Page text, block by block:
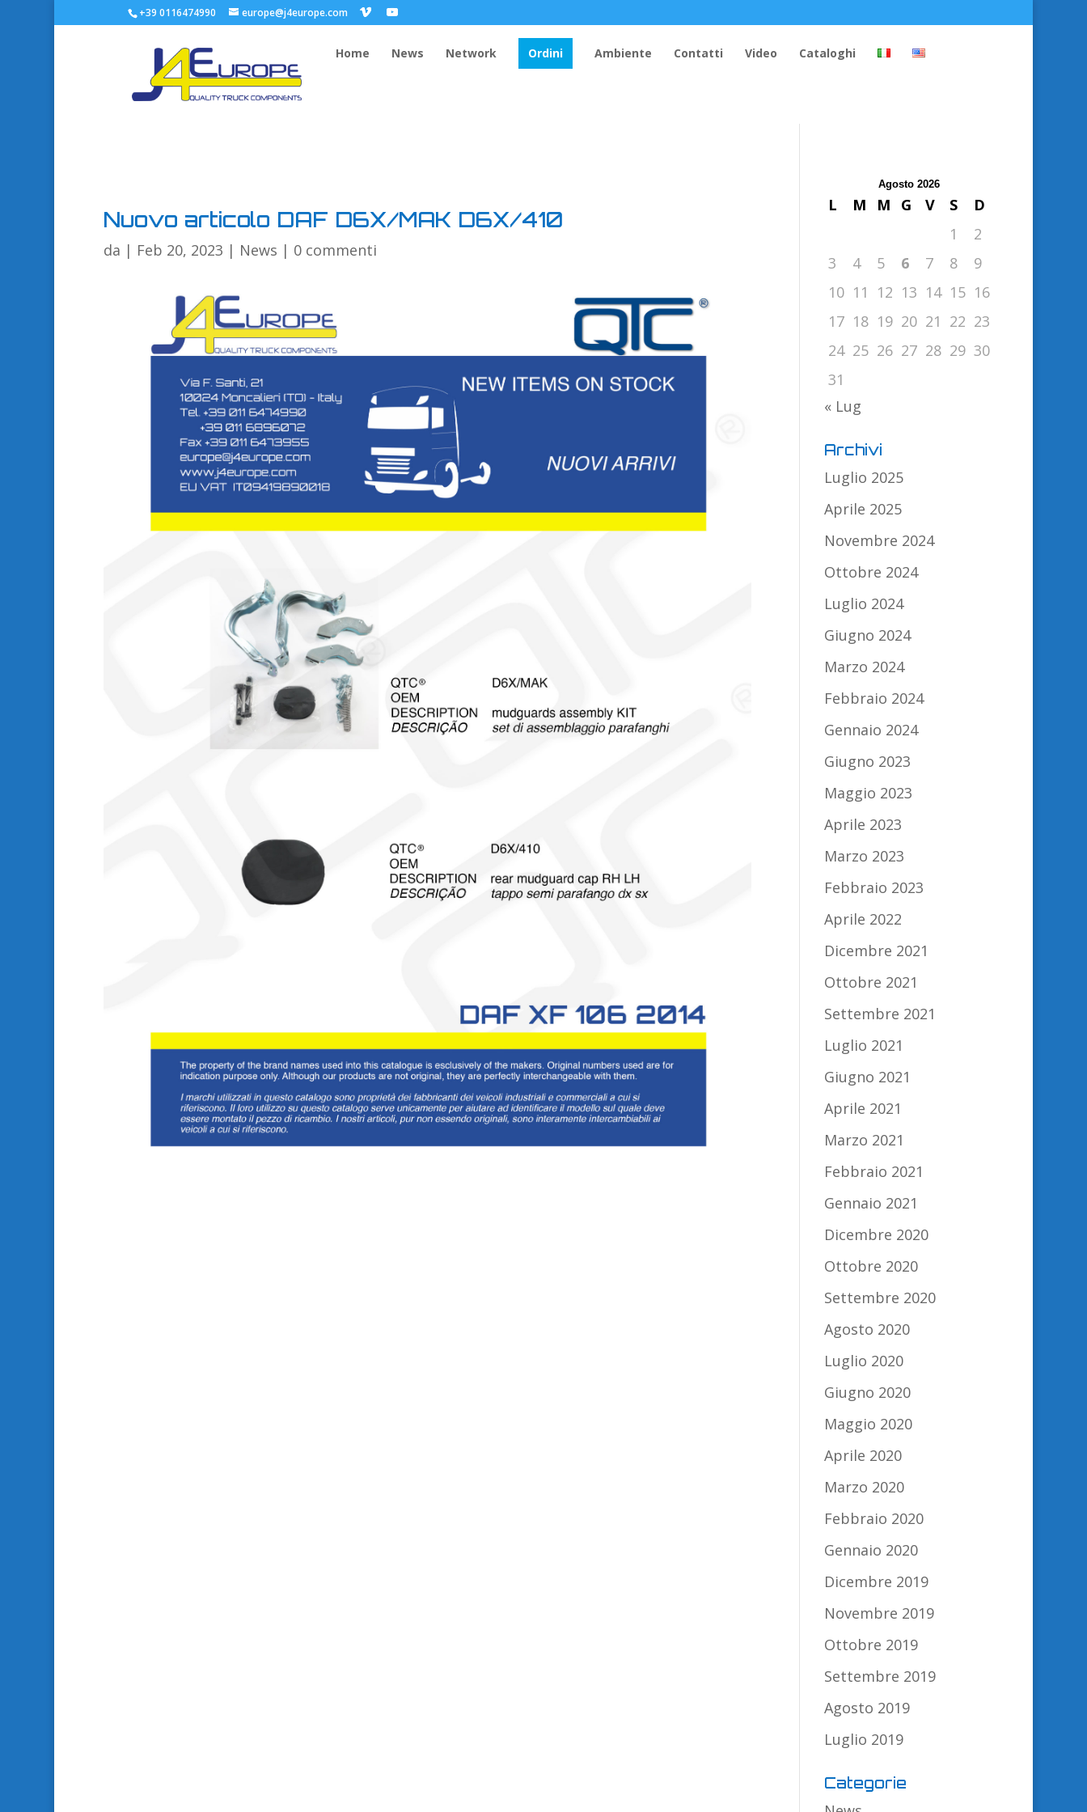
+39 0116474990 europe@j4europe.com
Home News Network Ordini Ambiente Contatti Video Cataloghi
Nuovo articolo DAF D6X/MAK D6X/410
da | Feb 20, 2023 | News | 0 commenti
Agosto 2026
L M M G V S
D
1
2
3
4 5 6 7 8
9
10 11 12 13 14 15 16
17 18 19 20 21 22 23
24 25 26 27 28 29 30
31
« Lug
Archivi
Luglio 2025
Aprile 2025
Novembre 2024
Ottobre 2024
Luglio 2024
Giugno 2024
Marzo 2024
Febbraio 2024
Gennaio 2024
Giugno 2023
Maggio 2023
Aprile 2023
Marzo 2023
Febbraio 2023
Aprile 2022
Dicembre 2021
Ottobre 2021
Settembre 2021
Luglio 2021
Giugno 2021
Aprile 2021
Marzo 2021
Febbraio 2021
Gennaio 2021
Dicembre 2020
Ottobre 2020
Settembre 2020
Agosto 2020
Luglio 2020
Giugno 2020
Maggio 2020
Aprile 2020
Marzo 2020
Febbraio 2020
Gennaio 2020
Dicembre 2019
Novembre 2019
Ottobre 2019
Settembre 2019
Agosto 2019
Luglio 2019
Categorie